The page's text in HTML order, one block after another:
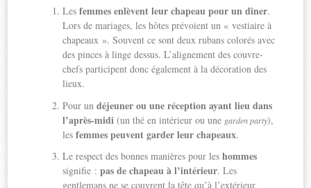
Lesfemmes enlèvent leur chapeau pour un dîner.
Lors de mariages, les hôtes prévoient un « vestiaire à
chapeaux ». Souvent ce sont deux rubans colorés avec
des pinces à linge dessus. L’alignement des couvre-
chefs participent donc également à la décoration des
lieux.
Pour undéjeuner ou une réception ayant lieu dans
l’après-midi (un thé en intérieur ou une garden party),
lesfemmes peuvent garder leur chapeaux.
Le respect des bonnes manières pour leshommes
signifie :pas de chapeau à l’intérieur. Les
gentlemans ne se couvrent la tête qu’à l’extérieur.